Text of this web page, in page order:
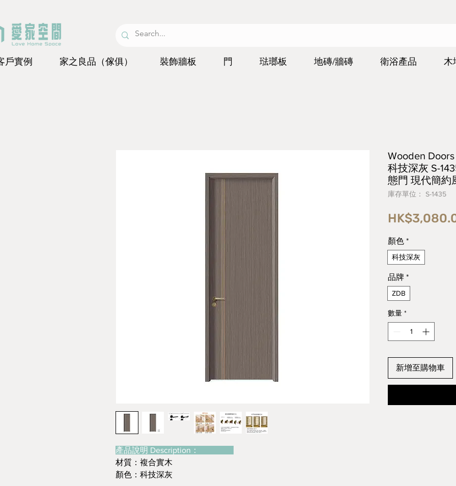
戶實例 家之良品（傢俱） 裝飾牆板 門 琺瑯板 地磚/牆磚 衛浴產品 木
產品說明 Description：
材質：複合實木
顏色：科技深灰
Wooden
科技深灰 S-
態門 現代簡約
庫存單位： S-1435
顏色 *
科技深灰
品牌 *
ZDB
數量 *
新增至購物車